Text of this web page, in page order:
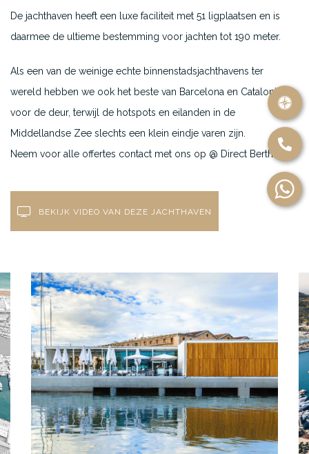
De jachthaven heeft een luxe faciliteit met 51 ligplaatsen en is
daarmee de ultieme bestemming voor jachten tot 190 meter.
Als een van de weinige echte binnenstadsjachthavens ter
wereld hebben we ook het beste van Barcelona en Catalonië
voor de deur, terwijl de hotspots en eilanden in de
Middellandse Zee slechts een klein eindje varen zijn.
Neem voor alle offertes contact met ons op @ Direct Berth.
BEKIJK VIDEO VAN DEZE JACHTHAVEN